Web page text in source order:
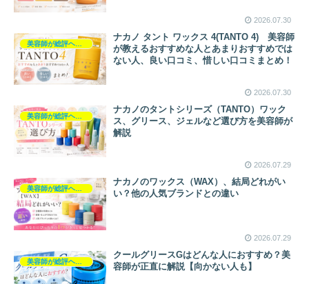
2026.07.30
ナカノ タント ワックス 4(TANTO 4) 美容師
が教えるおすすめな人とあまりおすすめでは
ない人、良い口コミ、惜しい口コミまとめ！
2026.07.30
ナカノのタントシリーズ（TANTO）ワック
ス、グリース、ジェルなど選び方を美容師が
解説
2026.07.29
美容師が総評ヘアケア製品
ナカノのワックス（WAX）、結局どれがい
い？他の人気ブランドとの違い
2026.07.29
クールグリースGはどんな人におすすめ？美
容師が正直に解説【向かない人も】